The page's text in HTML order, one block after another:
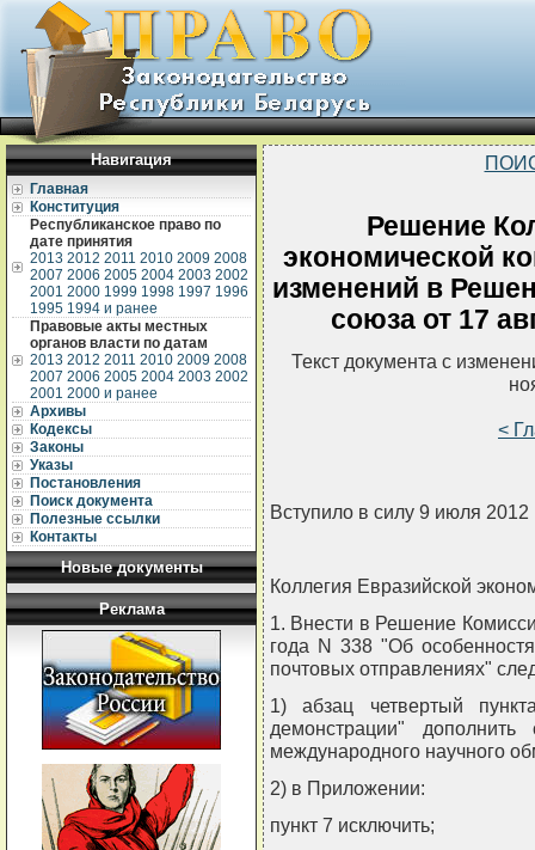
Навигация
Главная
Конституция
Республиканское право по
дате принятия
2013 2012 2011 2010 2009 2008
2007 2006 2005 2004 2003 2002
2001 2000 1999 1998 1997 1996
1995 1994 и ранее
Правовые акты местных
органов власти по датам
2013 2012 2011 2010 2009 2008
2007 2006 2005 2004 2003 2002
2001 2000 и ранее
Архивы
Кодексы
Законы
Указы
Постановления
Поиск документа
Полезные ссылки
Контакты
Новые документы
Реклама
Решение
экономической
изменений в
союза от 17
Текст документа с
<
Вступило в силу 9 июля 2012
Коллегия Евразийской
1. Внести в Решение
года N 338 "Об
почтовых отправлениях"
1) абзац четвертый
демонстрации"
международного научного
2) в Приложении:
пункт 7 исключить;